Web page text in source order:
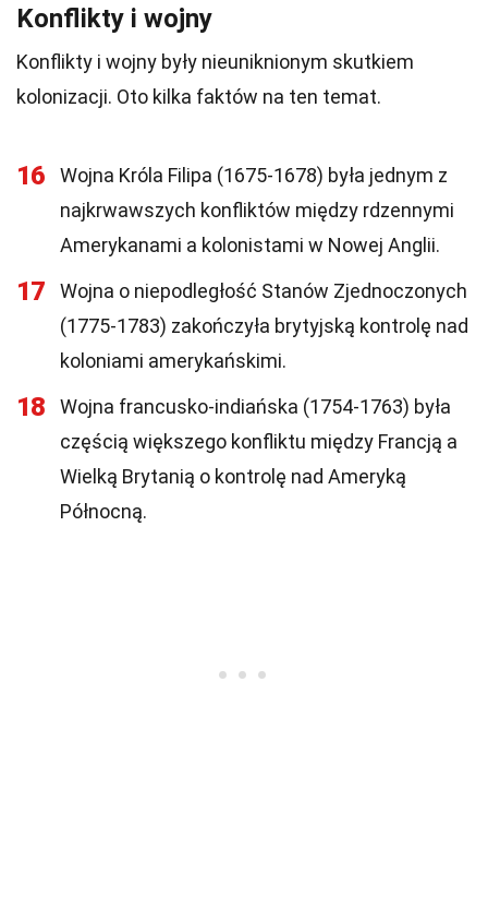
Konflikty i wojny
Konflikty i wojny były nieuniknionym skutkiem
kolonizacji. Oto kilka faktów na ten temat.
16
Wojna Króla Filipa (1675-1678) była jednym z
najkrwawszych konfliktów między rdzennymi
Amerykanami a kolonistami w Nowej Anglii.
17
Wojna o niepodległość Stanów Zjednoczonych
(1775-1783) zakończyła brytyjską kontrolę nad
koloniami amerykańskimi.
18
Wojna francusko-indiańska (1754-1763) była
częścią większego konfliktu między Francją a
Wielką Brytanią o kontrolę nad Ameryką
Północną.